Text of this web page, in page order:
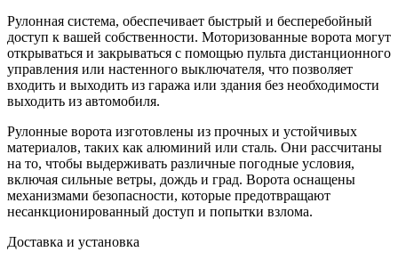
Рулонная система, обеспечивает быстрый и бесперебойный
доступ к вашей собственности. Моторизованные ворота могут
открываться и закрываться с помощью пульта дистанционного
управления или настенного выключателя, что позволяет
входить и выходить из гаража или здания без необходимости
выходить из автомобиля.
Рулонные ворота изготовлены из прочных и устойчивых
материалов, таких как алюминий или сталь. Они рассчитаны
на то, чтобы выдерживать различные погодные условия,
включая сильные ветры, дождь и град. Ворота оснащены
механизмами безопасности, которые предотвращают
несанкционированный доступ и попытки взлома.
Доставка и установка